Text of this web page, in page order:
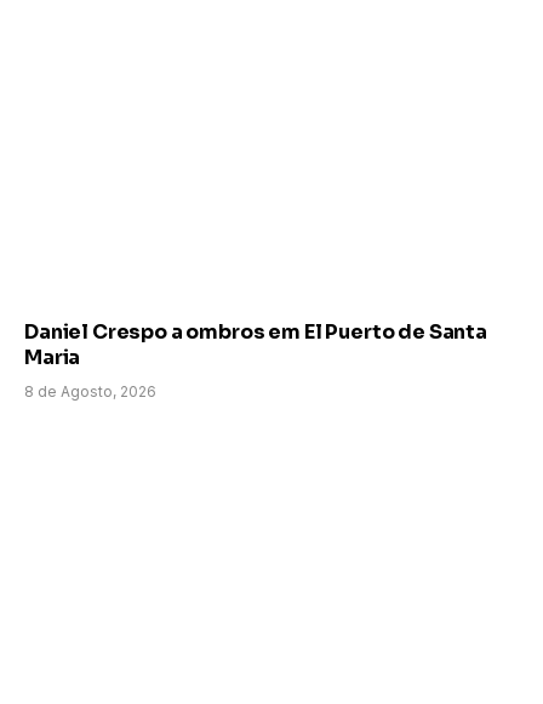
Daniel Crespo a ombros em El Puerto de Santa
Maria
8 de Agosto, 2026